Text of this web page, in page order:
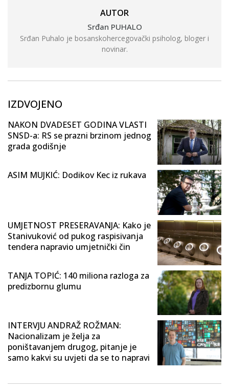
AUTOR
Srđan PUHALO
Srđan Puhalo je bosanskohercegovački psiholog, bloger i
novinar.
IZDVOJENO
NAKON DVADESET GODINA VLASTI
SNSD-a: RS se prazni brzinom jednog
grada godišnje
ASIM MUJKIĆ: Dodikov Kec iz rukava
UMJETNOST PRESERAVANJA: Kako je
Stanivuković od pukog raspisivanja
tendera napravio umjetnički čin
TANJA TOPIĆ: 140 miliona razloga za
predizbornu glumu
INTERVJU ANDRAŽ ROŽMAN:
Nacionalizam je želja za
poništavanjem drugog, pitanje je
samo kakvi su uvjeti da se to napravi